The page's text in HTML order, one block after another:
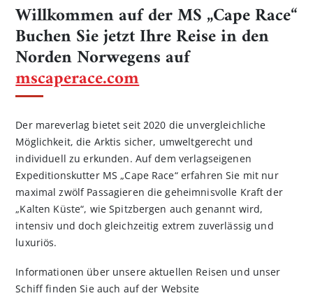
Willkommen auf der MS „Cape Race“
Buchen Sie jetzt Ihre Reise in den
Norden Norwegens auf
mscaperace.com
Der mareverlag bietet seit 2020 die unvergleichliche
Möglichkeit, die Arktis sicher, umweltgerecht und
individuell zu erkunden. Auf dem verlagseigenen
Expeditionskutter MS „Cape Race“ erfahren Sie mit nur
maximal zwölf Passagieren die geheimnisvolle Kraft der
„Kalten Küste“, wie Spitzbergen auch genannt wird,
intensiv und doch gleichzeitig extrem zuverlässig und
luxuriös.
Informationen über unsere aktuellen Reisen und unser
Schiff finden Sie auch auf der Website